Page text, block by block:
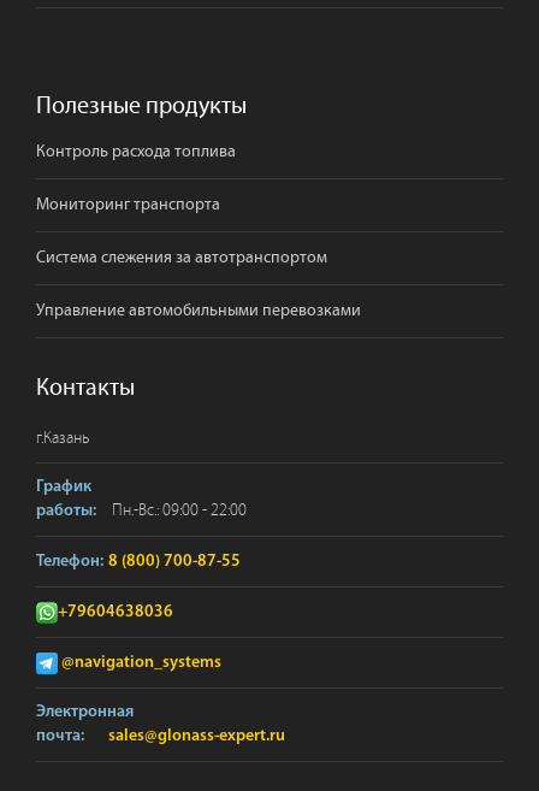
Полезные продукты
Контроль расхода топлива
Мониторинг транспорта
Система слежения за автотранспортом
Управление автомобильными перевозками
Контакты
г.Казань
График
работы:
Пн.-Вс.: 09:00 - 22:00
Телефон: 8 (800) 700-87-55
+79604638036
@navigation_systems
Электронная
почта:
sales@glonass-expert.ru